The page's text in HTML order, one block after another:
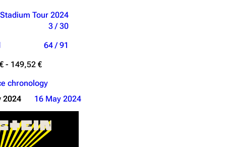
Tour 2024
3 / 30
64 / 91
- 149,52 €
chronology
2024
16 May 2024